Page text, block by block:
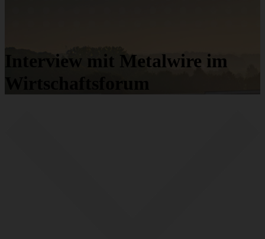
Interview mit Metalwire im
Wirtschaftsforum